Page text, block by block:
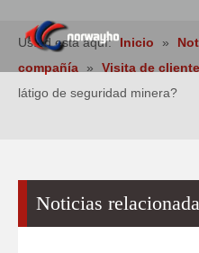
Usted está aquí: Inicio »
compañía
» Visita de cliente
látigo de seguridad minera?
Noticias